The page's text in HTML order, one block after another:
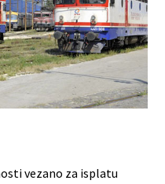
vezano za isplatu